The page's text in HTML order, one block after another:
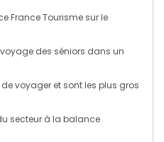
France Tourisme sur le
des séniors dans un
voyager et sont les plus gros
secteur à la balance